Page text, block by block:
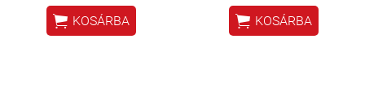
 KOSÁRBA  KOSÁRBA